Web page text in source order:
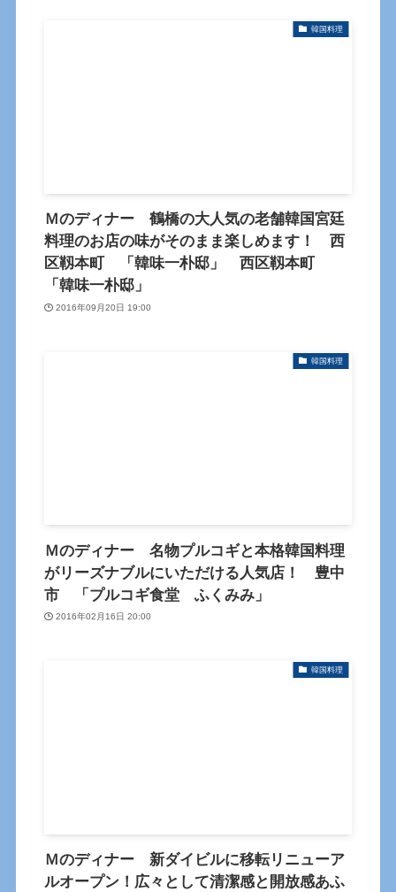
韓国料理
Ｍのディナー 鶴橋の大人気の老舗韓国宮廷
料理のお店の味がそのまま楽しめます！ 西
区靱本町 「韓味一朴邸」 西区靱本町
「韓味一朴邸」
2016年09月20日 19:00
韓国料理
Ｍのディナー 名物プルコギと本格韓国料理
がリーズナブルにいただける人気店！ 豊中
市 「プルコギ食堂 ふくみみ」
2016年02月16日 20:00
韓国料理
Ｍのディナー 新ダイビルに移転リニューア
ルオープン！広々として清潔感と開放感あふ